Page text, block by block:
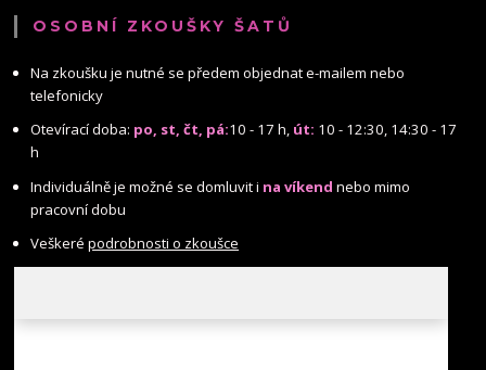
OSOBNÍ ZKOUŠKY ŠATŮ
Na zkoušku je nutné se předem objednat e-mailem nebo
telefonicky
Otevírací doba: po, st, čt, pá:10 - 17 h, út: 10 - 12:30, 14:30 - 17
h
Individuálně je možné se domluvit i na víkend nebo mimo
pracovní dobu
Veškerépodrobnosti o zkoušce